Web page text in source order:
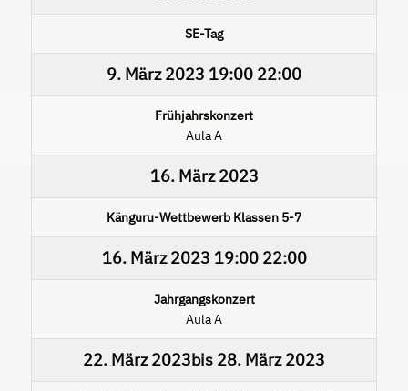
SE-Tag
9. März 2023 19:00 22:00
Frühjahrskonzert
Aula A
16. März 2023
Känguru-Wettbewerb Klassen 5-7
16. März 2023 19:00 22:00
Jahrgangskonzert
Aula A
22. März 2023bis 28. März 2023